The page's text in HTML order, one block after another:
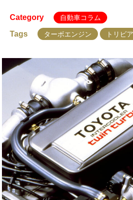
Category 自動車コラム
Tags ターボエンジン トリビア